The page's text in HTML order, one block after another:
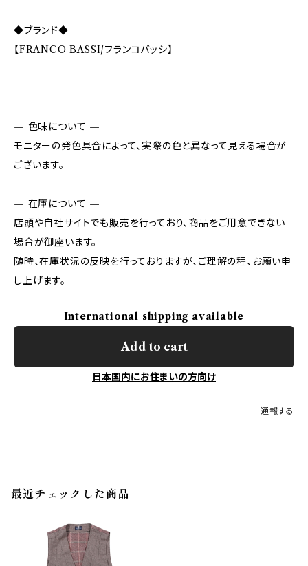
◆ブランド◆
【FRANCO BASSI/フランコバッシ】
— 色味について —
モニターの発色具合によって、実際の色と異なって見える場合が
ございます。
— 在庫について —
店頭や自社サイトでも販売を行っており、商品をご用意できない
場合が御座います。
随時、在庫状況の反映を行っておりますが、ご理解の程、お願い申
し上げます。
International shipping available
Add to cart
日本国内にお住まいの方向け
通報する
最近チェックした商品